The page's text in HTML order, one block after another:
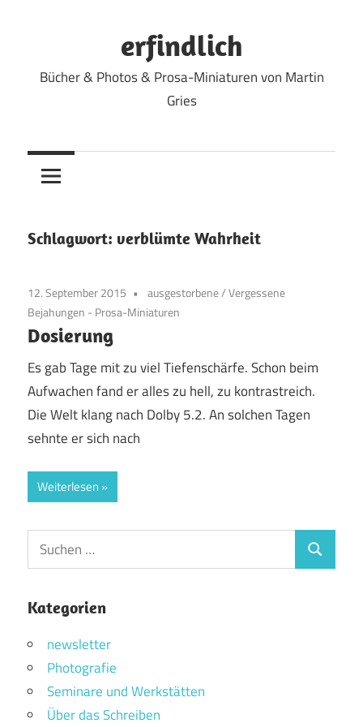
erfindlich
Bücher & Photos & Prosa-Miniaturen von Martin
Gries
Schlagwort: verblümte Wahrheit
12. September 2015 ausgestorbene/Vergessene
Bejahungen - Prosa-Miniaturen
Dosierung
Es gab Tage mit zu viel Tiefenschärfe. Schon beim
Aufwachen fand er alles zu hell, zu kontrastreich.
Die Welt klang nach Dolby 5.2. An solchen Tagen
sehnte er sich nach
Weiterlesen
Suchen
nach:
Suchen
Kategorien
newsletter
Photografie
Seminare und Werkstätten
Über das Schreiben